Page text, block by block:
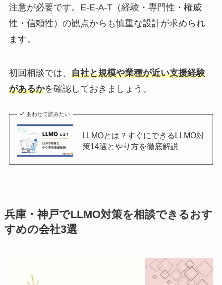
注意が必要です。E-E-A-T（経験・専門性・権威
性・信頼性）の観点からも慎重な設計が求められ
ます。
初回相談では、 自社と規模や業種が近い支援経験
があるかを確認しておきましょう。
あわせて読みたい
LLMOとは？すぐにできるLLMO対
策14選とやり方を徹底解説
兵庫・神戸でLLMO対策を相談できるおす
すめの会社3選